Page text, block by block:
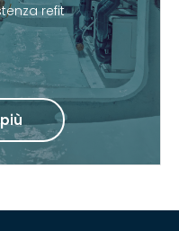
refit